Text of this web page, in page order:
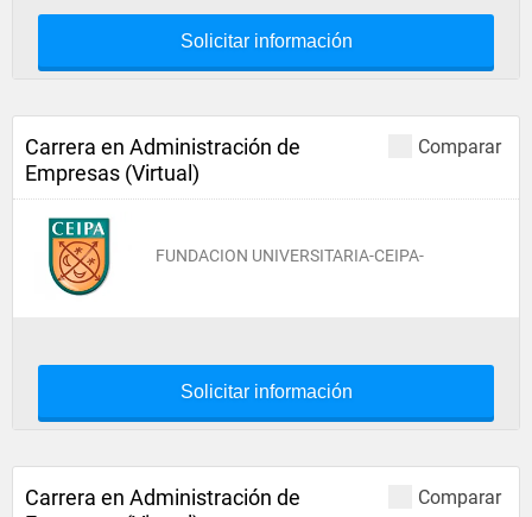
Solicitar información
Comparar
Carrera en Administración de
Empresas (Virtual)
FUNDACION UNIVERSITARIA-CEIPA-
Solicitar información
Comparar
Carrera en Administración de